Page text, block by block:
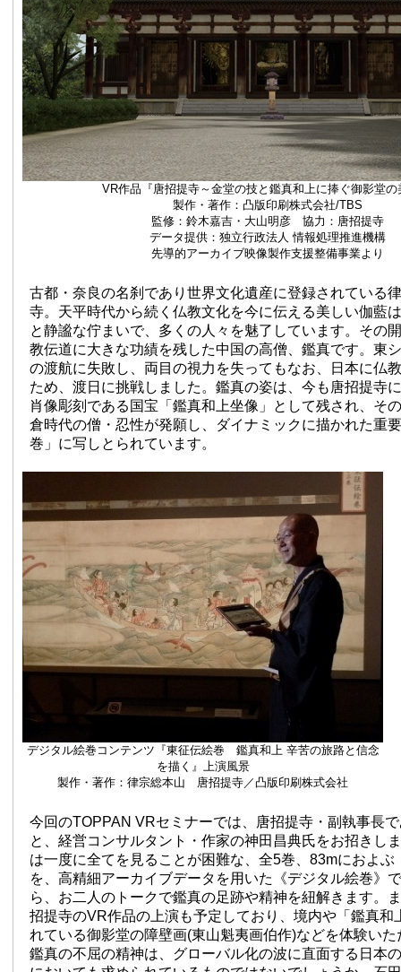
VR作品『唐招提寺～金堂の技と鑑真和上に捧ぐ御影堂の
製作・著作：凸版印刷株式会社/TBS
監修：鈴木嘉吉・大山明彦 協力：唐招提寺
データ提供：独立行政法人 情報処理推進機構
先導的アーカイブ映像製作支援整備事業より
古都・奈良の名刹であり世界文化遺産に登録されている
寺。天平時代から続く仏教文化を今に伝える美しい伽藍
と静謐な佇まいで、多くの人々を魅了しています。その
教伝道に大きな功績を残した中国の高僧、鑑真です。東
の渡航に失敗し、両目の視力を失ってもなお、日本に仏
ため、渡日に挑戦しました。鑑真の姿は、今も唐招提寺
肖像彫刻である国宝「鑑真和上坐像」として残され、そ
倉時代の僧・忍性が発願し、ダイナミックに描かれた重
巻」に写しとられています。
デジタル絵巻コンテンツ『東征伝絵巻 鑑真和上 辛苦の旅路と信念
を描く』上演風景
製作・著作：律宗総本山 唐招提寺／凸版印刷株式会社
今回のTOPPAN VRセミナーでは、唐招提寺・副執事長
と、経営コンサルタント・作家の神田昌典氏をお招きし
は一度に全てを見ることが困難な、全5巻、83mにおよぶ
を、高精細アーカイブデータを用いた《デジタル絵巻》
ら、お二人のトークで鑑真の足跡や精神を紐解きます。
招提寺のVR作品の上演も予定しており、境内や「鑑真和
れている御影堂の障壁画(東山魁夷画伯作)などを体験いた
鑑真の不屈の精神は、グローバル化の波に直面する日本